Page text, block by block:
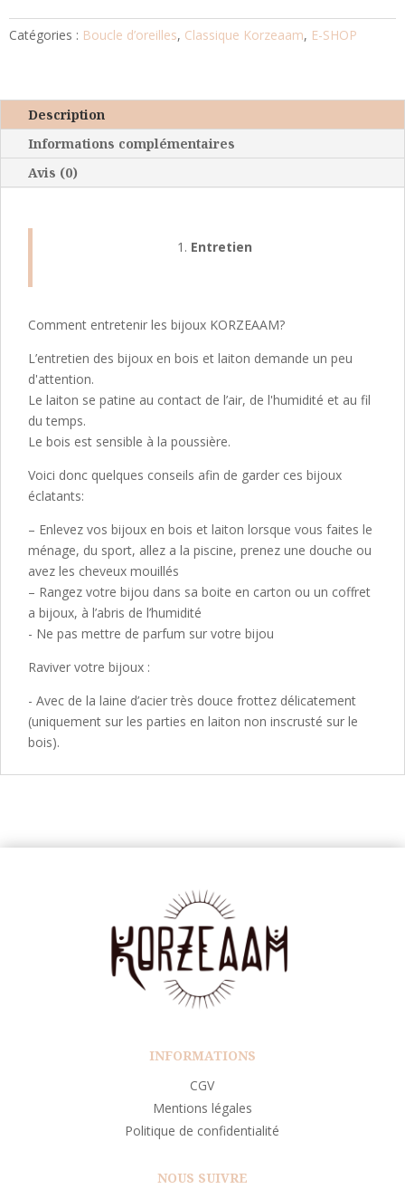
bois
vert
Catégories : Boucle d’oreilles, Classique Korzeaam, E-SHOP
Description
Informations complémentaires
Avis (0)
Entretien
Comment entretenir les bijoux KORZEAAM?
L’entretien des bijoux en bois et laiton demande un peu
d'attention.
Le laiton se patine au contact de l’air, de l'humidité et au fil
du temps.
Le bois est sensible à la poussière.
Voici donc quelques conseils afin de garder ces bijoux
éclatants:
– Enlevez vos bijoux en bois et laiton lorsque vous faites le
ménage, du sport, allez a la piscine, prenez une douche ou
avez les cheveux mouillés
– Rangez votre bijou dans sa boite en carton ou un coffret
a bijoux, à l’abris de l’humidité
- Ne pas mettre de parfum sur votre bijou
Raviver votre bijoux :
- Avec de la laine d’acier très douce frottez délicatement
(uniquement sur les parties en laiton non inscrusté sur le
bois).
INFORMATIONS
CGV
Mentions légales
Politique de confidentialité
NOUS SUIVRE